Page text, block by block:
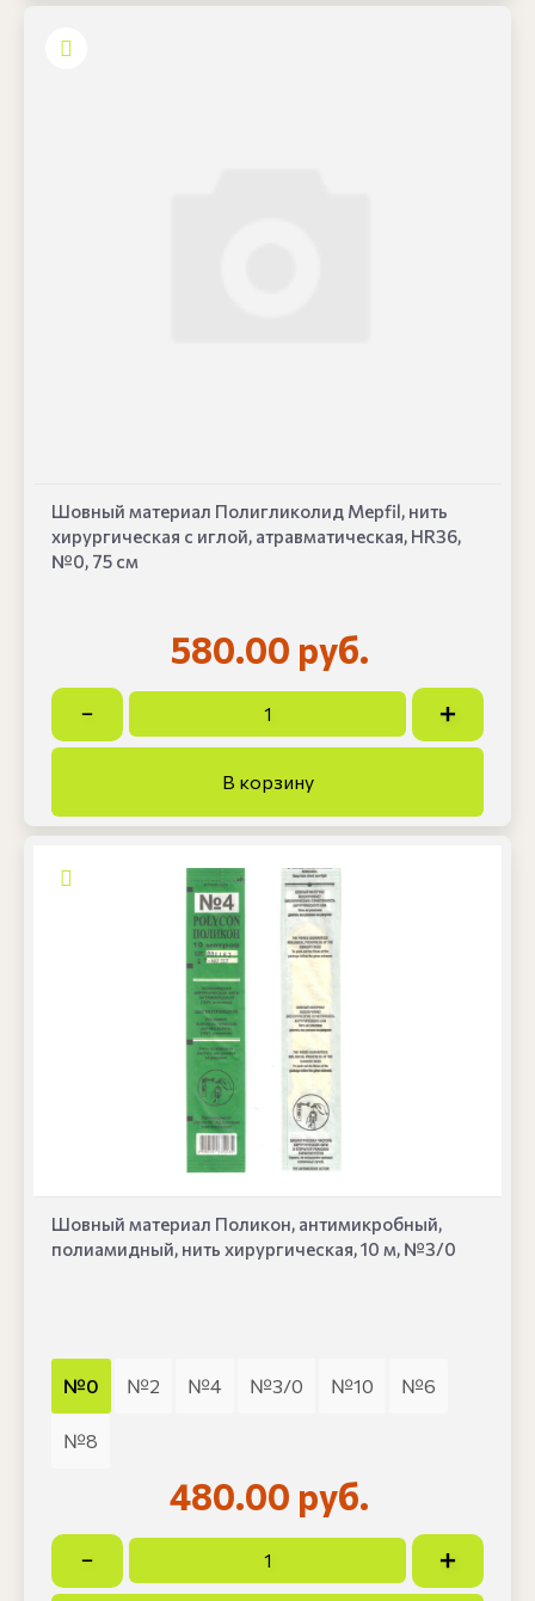
Шовный материал Полигликолид Mepfil, нить
хирургическая с иглой, атравматическая, HR36,
№0, 75 см
580.00 руб.
Шовный материал Поликон, антимикробный,
полиамидный, нить хирургическая, 10 м, №3/0
№0 №2 №4 №3/0 №10 №6
№8
480.00 руб.